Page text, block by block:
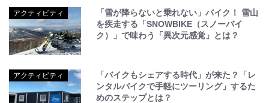
アクティビティ
「雪が降らないと乗れない」バイク！ 雪山
を疾走する「SNOWBIKE（スノーバイ
ク）」で味わう「異次元感覚」とは？
アクティビティ
「バイクもシェアする時代」が来た？「レ
ンタルバイクで手軽にツーリング」するた
めのステップとは？